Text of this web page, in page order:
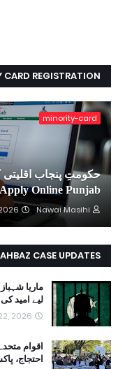
CARD REGISTRATION
minority-card
Online Punjab
Nawai Masihi
AM
CASE UPDATES
ماریا
لیے امید
2026
احتجاج،